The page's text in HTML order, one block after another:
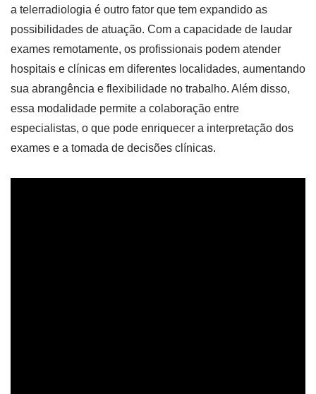
a telerradiologia é outro fator que tem expandido as
possibilidades de atuação. Com a capacidade de laudar
exames remotamente, os profissionais podem atender
hospitais e clínicas em diferentes localidades, aumentando
sua abrangência e flexibilidade no trabalho. Além disso,
essa modalidade permite a colaboração entre
especialistas, o que pode enriquecer a interpretação dos
exames e a tomada de decisões clínicas.